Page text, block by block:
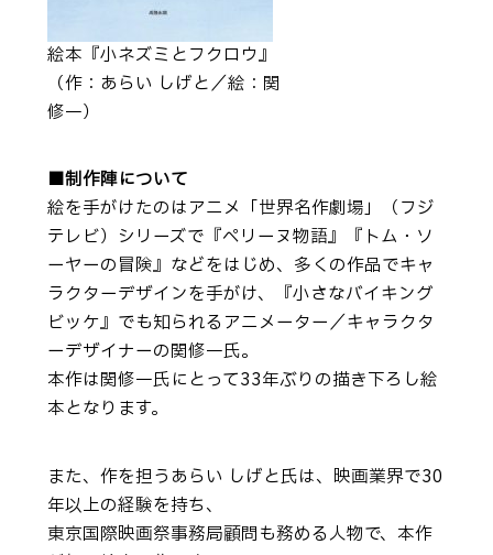
絵本『小ネズミとフクロウ』
（作：あらい しげと／絵：関
修一）
■制作陣について
絵を手がけたのはアニメ「世界名作劇場」（フジ
テレビ）シリーズで『ペリーヌ物語』『トム・ソ
ーヤーの冒険』などをはじめ、多くの作品でキャ
ラクターデザインを手がけ、『小さなバイキング
ビッケ』でも知られるアニメーター／キャラクタ
ーデザイナーの関修一氏。
本作は関修一氏にとって33年ぶりの描き下ろし絵
本となります。
また、作を担うあらい しげと氏は、映画業界で30
年以上の経験を持ち、
東京国際映画祭事務局顧問も務める人物で、本作